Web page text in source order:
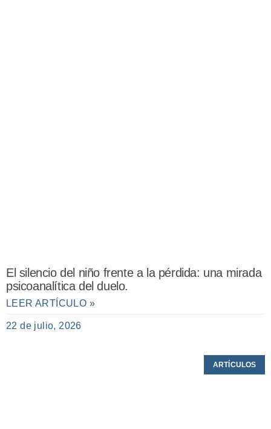
El silencio del niño frente a la pérdida: una mirada
psicoanalítica del duelo.
LEER ARTÍCULO »
22 de julio, 2026
ARTÍCULOS